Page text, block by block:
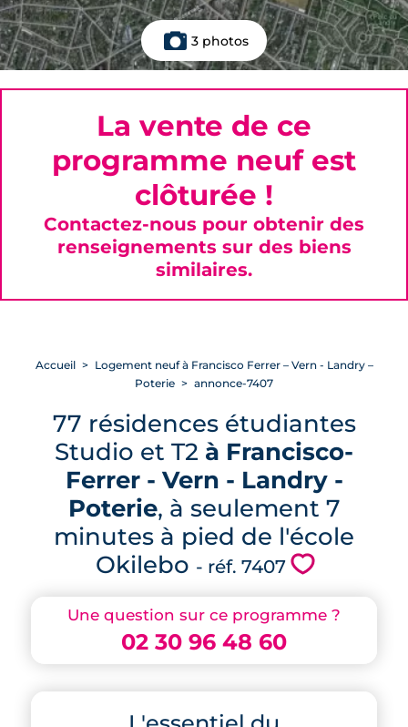
3 photos
Une question sur ce programme ?
02 30 96 48 60
Accueil
Logement neuf à Francisco Ferrer – Vern - Landry –
Poterie
annonce-7407
77 résidences étudiantes
Studio et T2 à Francisco-
Ferrer - Vern - Landry -
Poterie, à seulement 7
minutes à pied de l'école
Okilebo - réf. 7407 💗
La vente de ce
programme neuf est
clôturée !
Contactez-nous pour obtenir des
renseignements sur des biens
similaires.